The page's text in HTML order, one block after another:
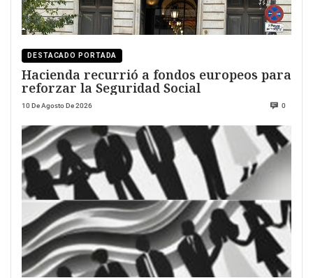
DESTACADO PORTADA
Hacienda recurrió a fondos europeos para
reforzar la Seguridad Social
10 De Agosto De 2026 0